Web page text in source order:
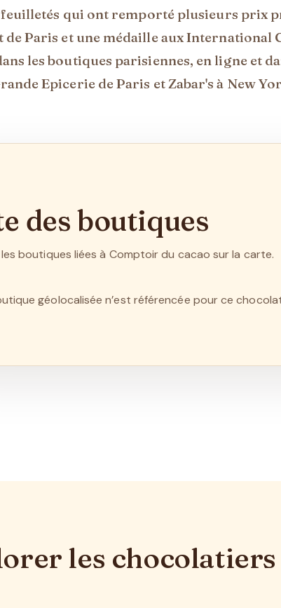
qui ont remporté plusieurs prix
de Paris et une médaille aux International
les boutiques parisiennes, en ligne et
Epicerie de Paris et Zabar's à New
des boutiques
boutiques liées à Comptoir du cacao sur la carte.
géolocalisée n’est référencée pour ce
les chocolatiers